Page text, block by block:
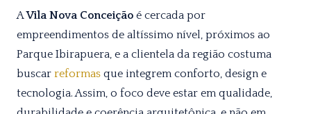
AVila Nova Conceição é cercada por
empreendimentos de altíssimo nível, próximos ao
Parque Ibirapuera, e a clientela da região costuma
buscar reformas que integrem conforto, design e
tecnologia. Assim, o foco deve estar em qualidade,